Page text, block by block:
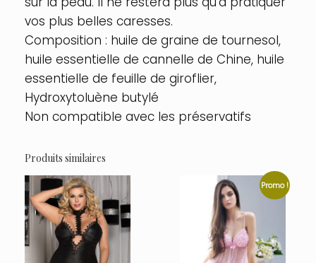
vos plus belles caresses.
Composition : huile de graine de tournesol,
huile essentielle de cannelle de Chine, huile
essentielle de feuille de giroflier,
Hydroxytoluène butylé
Non compatible avec les préservatifs
Produits similaires
Promo !